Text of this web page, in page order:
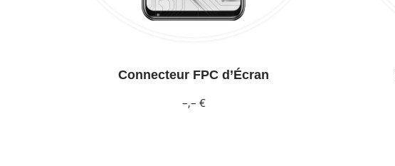
Connecteur FPC d’Écran
–,– €